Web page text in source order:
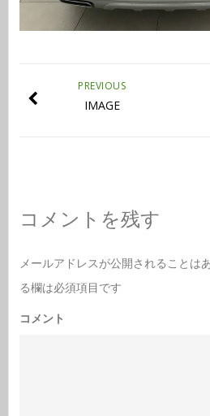
PREVIOUS
IMAGE
コメントを残す
メールアドレスが公開されることは
る欄は必須項目です
コメント